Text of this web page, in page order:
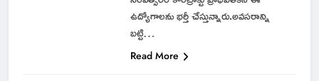
ఉద్యోగాలను భర్తీ చేస్తున్నారు.అవసరాన్ని
బట్టి…
Read More